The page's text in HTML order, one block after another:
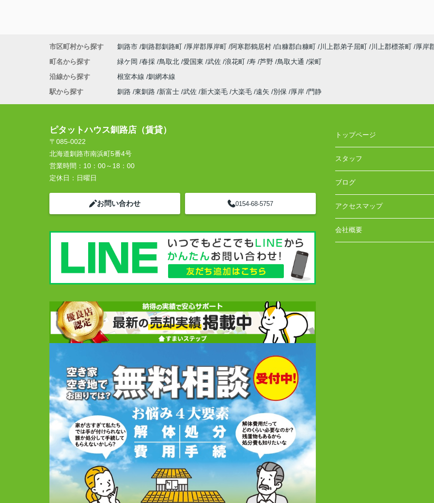
市区町村から探す 釧路市 釧路郡釧路町 厚岸郡厚岸町 阿寒郡鶴居村 白糠郡白糠町 川上郡弟子屈町 川上郡標茶町
厚岸
町名から探す
緑ケ岡 春採 鳥取北 愛国東 武佐 浪花町 寿 芦野 鳥取大通
栄町
沿線から探す
根室本線 釧網本線
駅から探す
釧路 東釧路 新富士 武佐 新大楽毛 大楽毛 遠矢 別保 厚岸 門静
ピタットハウス釧路店（賃貸）
〒085-0022
北海道釧路市南浜町5番4号
営業時間： 10：00～18：00
定休日： 日曜日
お問い合わせ 0154-68-5757
トップページ
スタッフ
ブログ
アクセスマップ
会社概要